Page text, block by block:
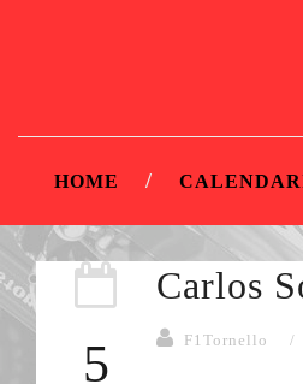
HOME
5
Carlos
F1Tornello /